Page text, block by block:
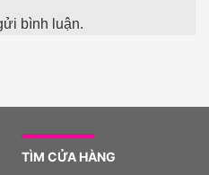
bình luận.
TÌM CỬA HÀNG